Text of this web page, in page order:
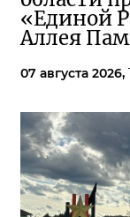
«Единой
Аллея
07 августа 2026,